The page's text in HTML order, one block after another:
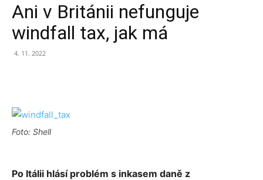
Ani v Británii nefunguje
windfall tax, jak má
4. 11. 2022
Foto: Shell
Po Itálii hlásí problém s inkasem daně z